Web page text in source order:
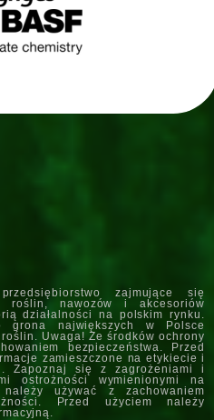
zajmujące się
roślin, nawozów i akcesoriów
działalności na polskim rynku.
grona największych w Polsce
Uwaga! Ze środków ochrony
bezpieczeństwa. Przed
zamieszczone na etykiecie i
Zapoznaj się z zagrożeniami i
ostrożności wymienionymi na
używać z zachowaniem
Przed użyciem należy